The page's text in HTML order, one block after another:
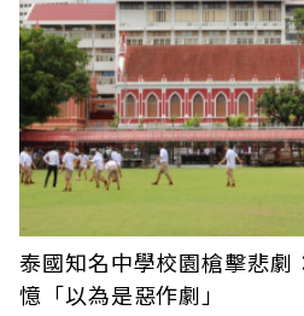
泰國知名中學校園槍擊悲劇
憶「以為是惡作劇」